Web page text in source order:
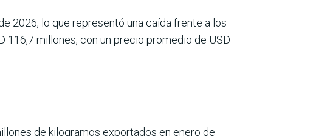
2026, lo que representó una caída frente a los
116,7 millo­nes, con un precio promedio de USD
de kilogra­mos exportados en enero de